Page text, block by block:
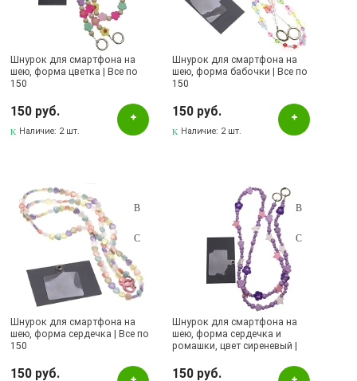
Шнурок для смартфона на
шею, форма цветка | Все по
150
150 руб.
Наличие: 2 шт.
Шнурок для смартфона на
шею, форма бабочки | Все по
150
150 руб.
Наличие: 2 шт.
Шнурок для смартфона на
шею, форма сердечка | Все по
150
150 руб.
Шнурок для смартфона на
шею, форма сердечка и
ромашки, цвет сиреневый |
150 руб.